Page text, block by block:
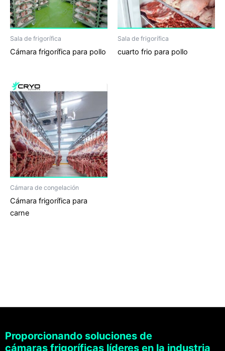
Sala de frigorífica
Cámara frigorífica para pollo
Sala de frigorífica
cuarto frio para pollo
Cámara de congelación
Cámara frigorífica para
carne
Proporcionando soluciones de
cámaras frigoríficas líderes en la industria